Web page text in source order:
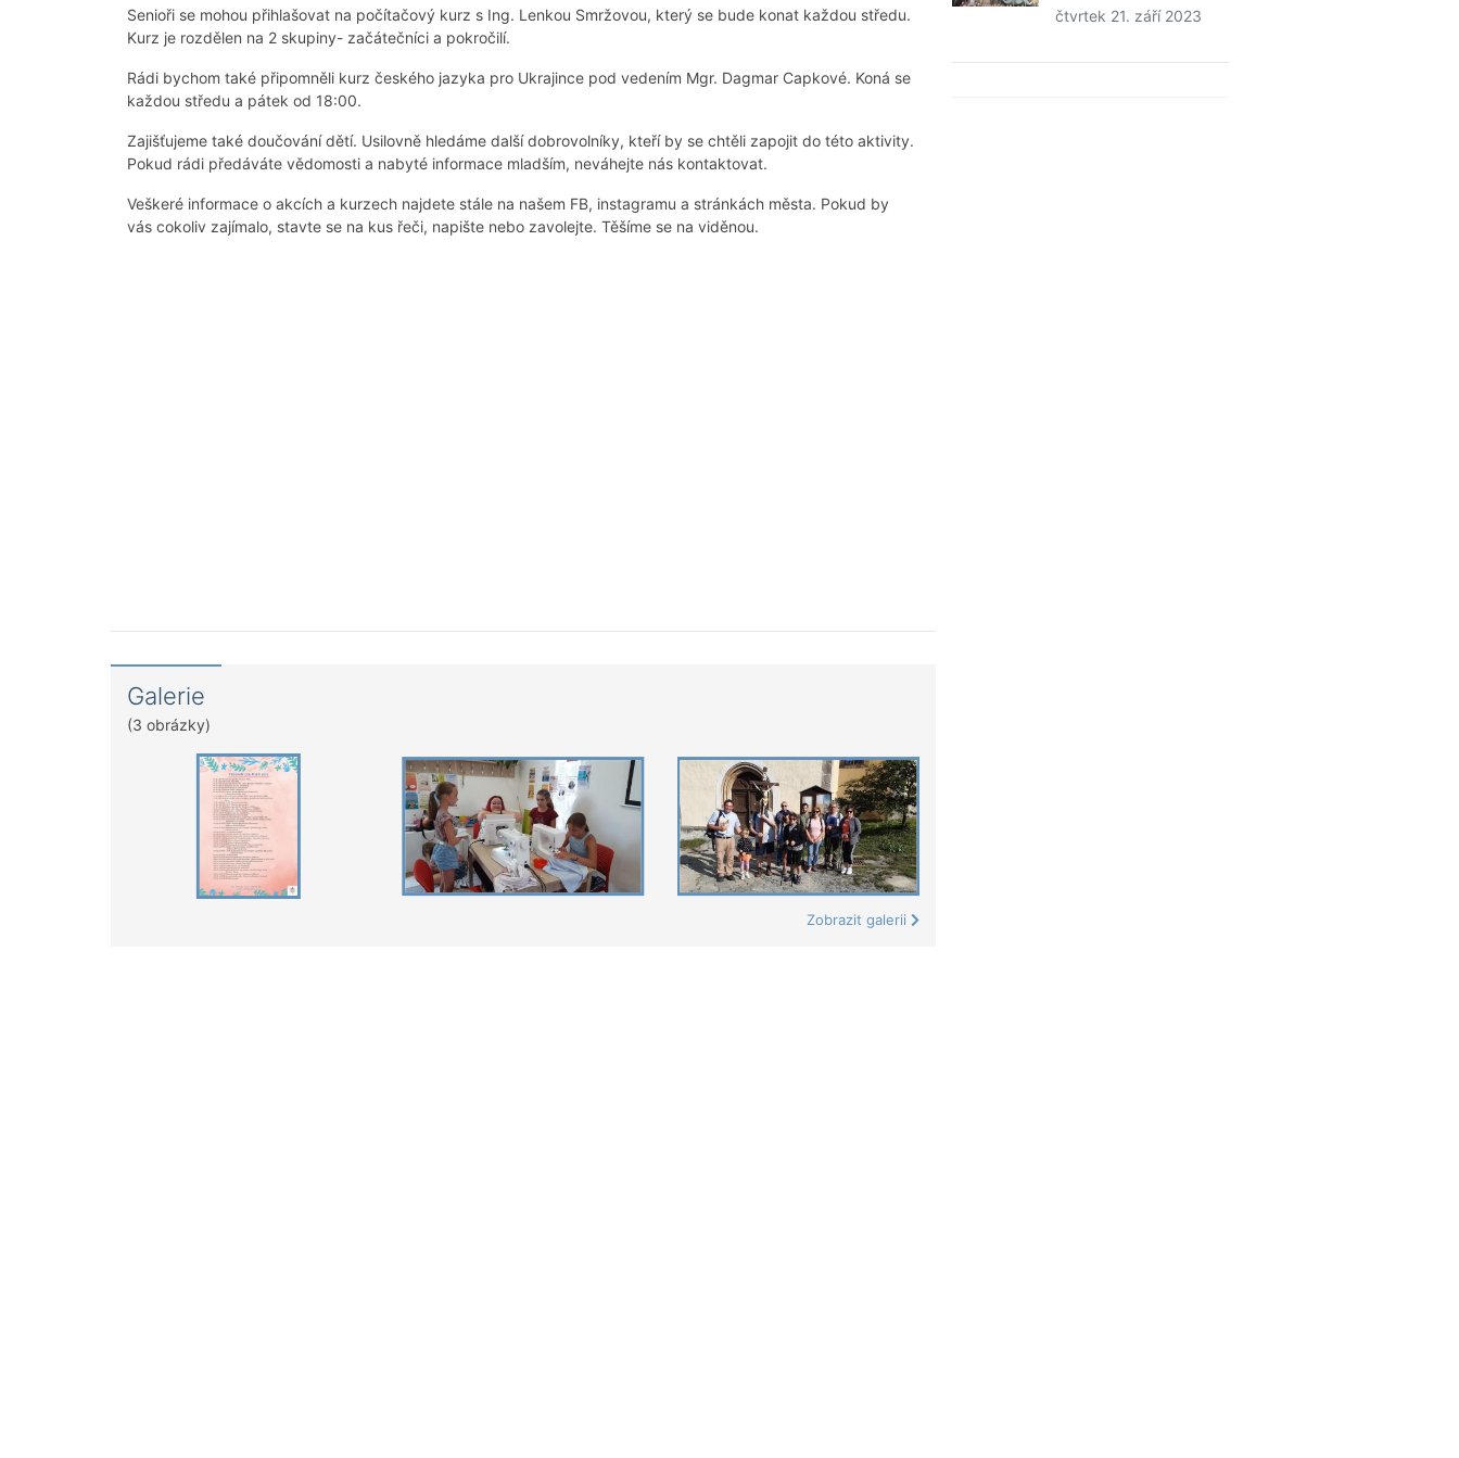
Senioři se mohou přihlašovat na počítačový kurz s Ing. Lenkou Smržovou, který se bude konat každou středu.
Kurz je rozdělen na 2 skupiny- začátečníci a pokročilí.
Rádi bychom také připomněli kurz českého jazyka pro Ukrajince pod vedením Mgr. Dagmar Capkové. Koná se
každou středu a pátek od 18:00.
Zajišťujeme také doučování dětí. Usilovně hledáme další dobrovolníky, kteří by se chtěli zapojit do této aktivity.
Pokud rádi předáváte vědomosti a nabyté informace mladším, neváhejte nás kontaktovat.
Veškeré informace o akcích a kurzech najdete stále na našem FB, instagramu a stránkách města. Pokud by
vás cokoliv zajímalo, stavte se na kus řeči, napište nebo zavolejte. Těšíme se na viděnou.
Galerie
(3 obrázky)
Zobrazit galerii
čtvrtek 21. září 2023